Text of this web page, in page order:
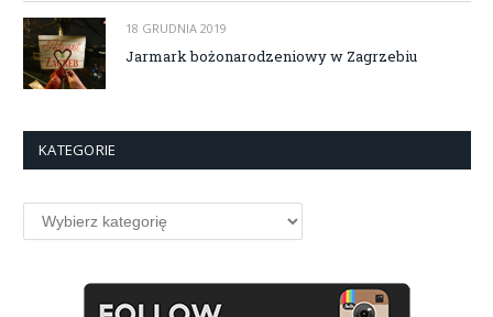
18 GRUDNIA 2019
Jarmark bożonarodzeniowy w Zagrzebiu
KATEGORIE
Kategorie